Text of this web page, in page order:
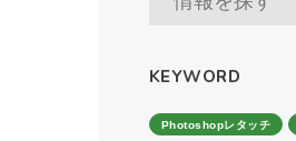
KEYWORD
Photoshopレタッチ